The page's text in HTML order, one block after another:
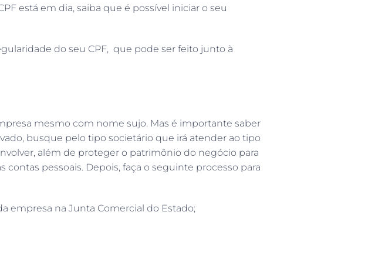
está em dia, saiba que é possível iniciar o seu
do seu CPF, que pode ser feito junto à
mesmo com nome sujo. Mas é importante saber
busque pelo tipo societário que irá atender ao tipo
além de proteger o patrimônio do negócio para
pessoais. Depois, faça o seguinte processo para
empresa na Junta Comercial do Estado;